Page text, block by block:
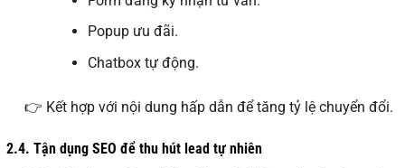
Popup ưu đãi.
Chatbox tự động.
👉 Kết hợp với nội dung hấp dẫn để tăng tỷ lệ chuyển đổi.
2.4. Tận dụng SEO để thu hút lead tự nhiên